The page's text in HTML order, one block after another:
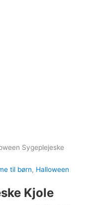
Sygeplejeske
til børn, Halloween
Kjole